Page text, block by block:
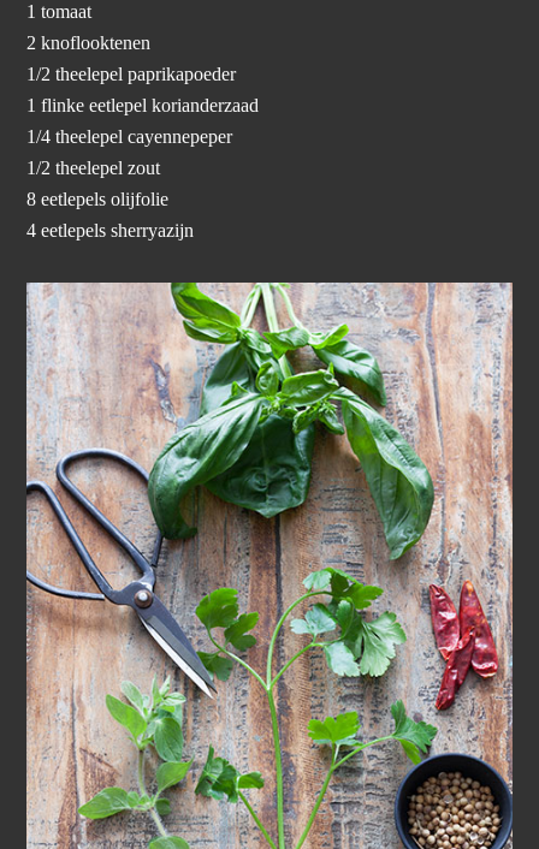
1 tomaat
2 knoflooktenen
1/2 theelepel paprikapoeder
1 flinke eetlepel korianderzaad
1/4 theelepel cayennepeper
1/2 theelepel zout
8 eetlepels olijfolie
4 eetlepels sherryazijn